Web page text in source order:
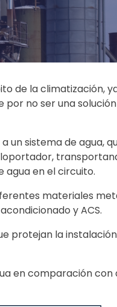
de la climatización,
por no ser una
un sistema de agua,
agua en el circuito.
materiales
y ACS.
protejan la
en comparación